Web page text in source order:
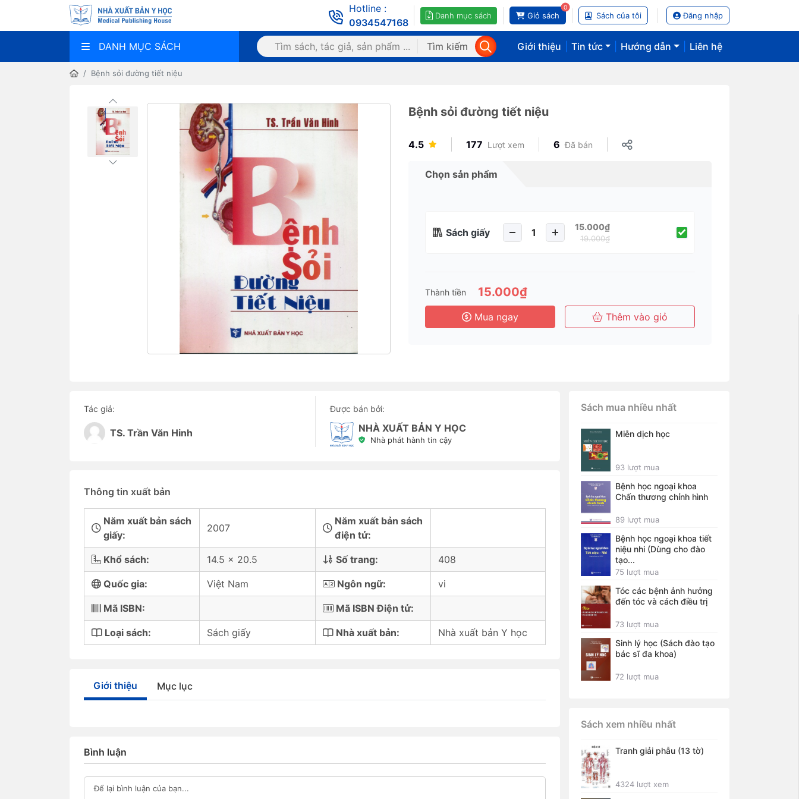
Hotline :
0934547168
Danh mục sách
0
Giỏ sách Sách của tôi Đăng nhập
DANH MỤC SÁCH Tìm kiếm Giới thiệu Tin tức Hướng dẫn Liên hệ
Bệnh sỏi đường tiết niệu
Bệnh sỏi đường tiết niệu
4.5 177 Lượt xem 6 Đã bán
Chọn sản phẩm
Sách giấy 15.000₫
19.000₫
Thành tiền 15.000₫
Mua ngay Thêm vào giỏ
Tác giả:
TS. Trần Văn Hinh
Được bán bởi:
NHÀ XUẤT BẢN Y HỌC
Nhà phát hành tin cậy
Thông tin xuất bản
Năm xuất bản sách
giấy:
2007
Năm xuất bản sách
điện tử:
Khổ sách: 14.5 x 20.5 Số trang: 408
Quốc gia: Việt Nam Ngôn ngữ: vi
Mã ISBN: Mã ISBN Điện tử:
Loại sách: Sách giấy Nhà xuất bản: Nhà xuất bản Y học
Giới thiệu Mục lục
Bình luận
Sách mua nhiều nhất
Miễn dịch học
93 lượt mua
Bệnh học ngoại khoa
Chấn thương chỉnh hình
89 lượt mua
Bệnh học ngoại khoa tiết
niệu nhi (Dùng cho đào
tạo...
75 lượt mua
Tóc các bệnh ảnh hưởng
đến tóc và cách điều trị
73 lượt mua
Sinh lý học (Sách đào tạo
bác sĩ đa khoa)
72 lượt mua
Sách xem nhiều nhất
Tranh giải phẫu (13 tờ)
4324 lượt xem